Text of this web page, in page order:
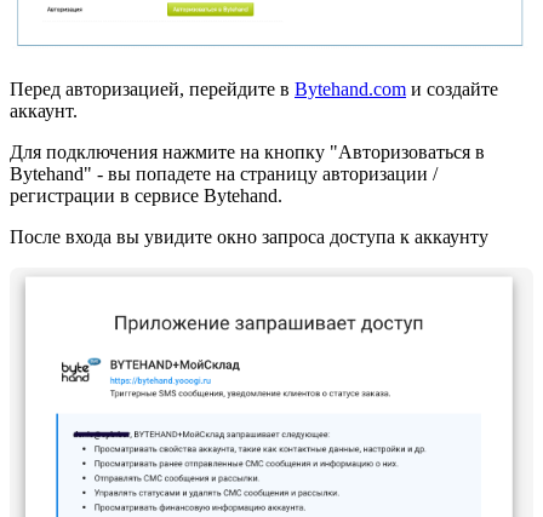
Перед авторизацией, перейдите в Bytehand.com и создайте
аккаунт.
Для подключения нажмите на кнопку "Авторизоваться в
Bytehand" - вы попадете на страницу авторизации /
регистрации в сервисе Bytehand.
После входа вы увидите окно запроса доступа к аккаунту